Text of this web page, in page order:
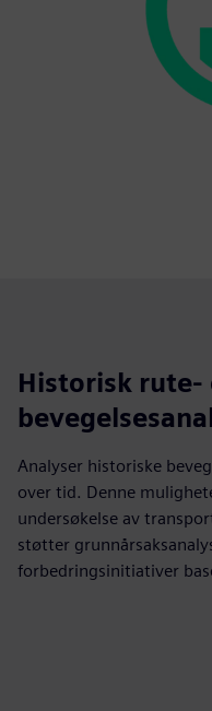
Historisk rute-
Analyser historiske
over tid. Denne
undersøkelse av
støtter
forbedringsinitiativer